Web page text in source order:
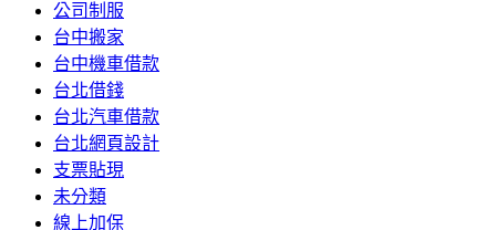
公司制服
台中搬家
台中機車借款
台北借錢
台北汽車借款
台北網頁設計
支票貼現
未分類
線上加保